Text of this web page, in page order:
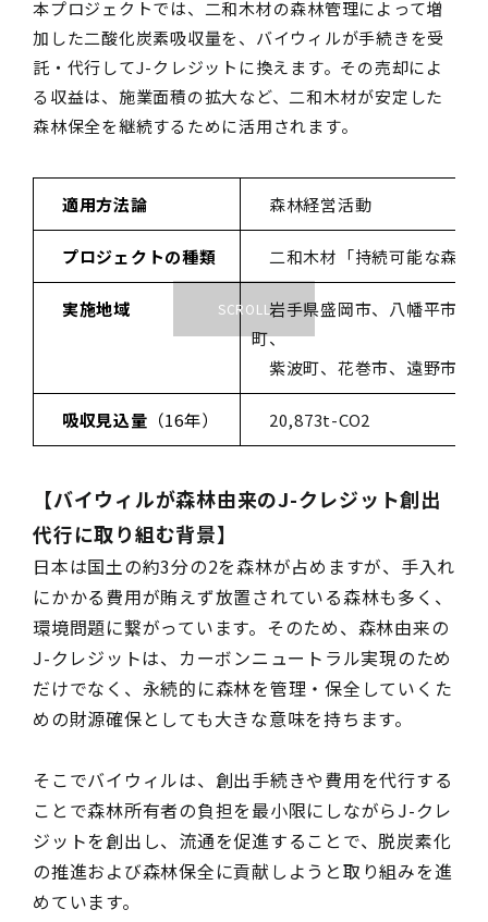
本プロジェクトでは、二和木材の森林管理によって増
加した二酸化炭素吸収量を、バイウィルが手続きを受
託・代行してJ-クレジットに換えます。その売却によ
る収益は、施業面積の拡大など、二和木材が安定した
森林保全を継続するために活用されます。
適用方法論 森林経営活動
プロジェクトの種類 二和木材「持続可能な森づ
実施地域
岩手県盛岡市、八幡平市、
町、
紫波町、花巻市、遠野市、
吸収見込量 （16年） 20,873t-CO2
【バイウィルが森林由来のJ-クレジット創出
代行に取り組む背景】
日本は国土の約3分の2を森林が占めますが、手入れ
にかかる費用が賄えず放置されている森林も多く、
環境問題に繋がっています。そのため、森林由来の
J-クレジットは、カーボンニュートラル実現のため
だけでなく、永続的に森林を管理・保全していくた
めの財源確保としても大きな意味を持ちます。
そこでバイウィルは、創出手続きや費用を代行する
ことで森林所有者の負担を最小限にしながらJ-クレ
ジットを創出し、流通を促進することで、脱炭素化
の推進および森林保全に貢献しようと取り組みを進
めています。